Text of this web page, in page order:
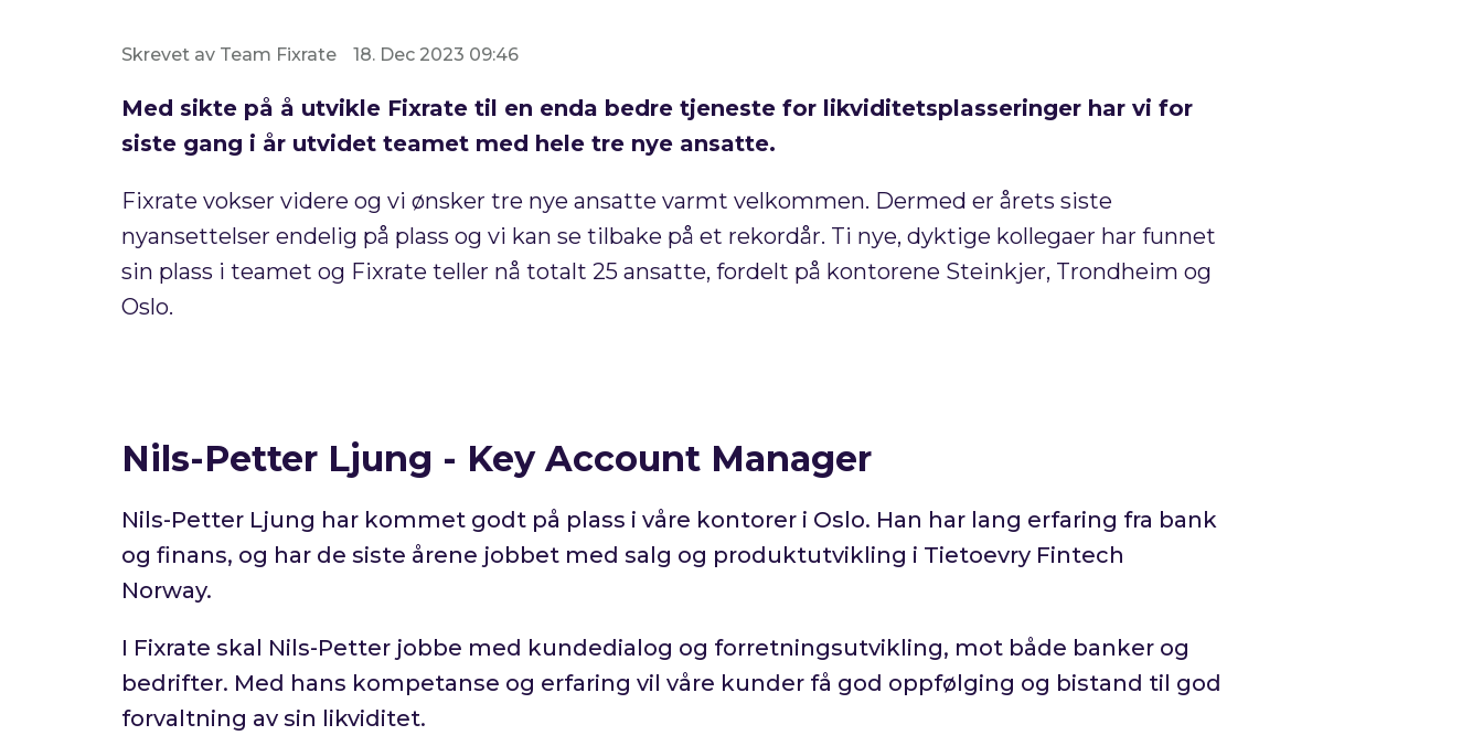
Skrevet av Team Fixrate 18. Dec 2023 09:46
Med sikte på å utvikle Fixrate til en enda bedre tjeneste for likviditetsplasseringer har vi for
siste gang i år utvidet teamet med hele tre nye ansatte.
Fixrate vokser videre og vi ønsker tre nye ansatte varmt velkommen. Dermed er årets siste
nyansettelser endelig på plass og vi kan se tilbake på et rekordår. Ti nye, dyktige kollegaer har funnet
sin plass i teamet og Fixrate teller nå totalt 25 ansatte, fordelt på kontorene Steinkjer, Trondheim og
Oslo.
Nils-Petter Ljung - Key Account Manager
Nils-Petter Ljung har kommet godt på plass i våre kontorer i Oslo. Han har lang erfaring fra bank
og finans, og har de siste årene jobbet med salg og produktutvikling i Tietoevry Fintech
Norway.
I Fixrate skal Nils-Petter jobbe med kundedialog og forretningsutvikling, mot både banker og
bedrifter. Med hans kompetanse og erfaring vil våre kunder få god oppfølging og bistand til god
forvaltning av sin likviditet.